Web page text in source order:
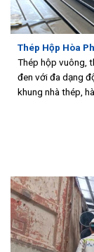
Thép Hộp Hòa
Thép hộp vuông,
đen với đa dạng
khung nhà thép,